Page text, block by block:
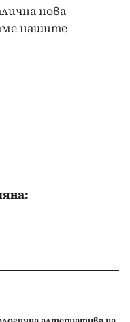
нова
нашите